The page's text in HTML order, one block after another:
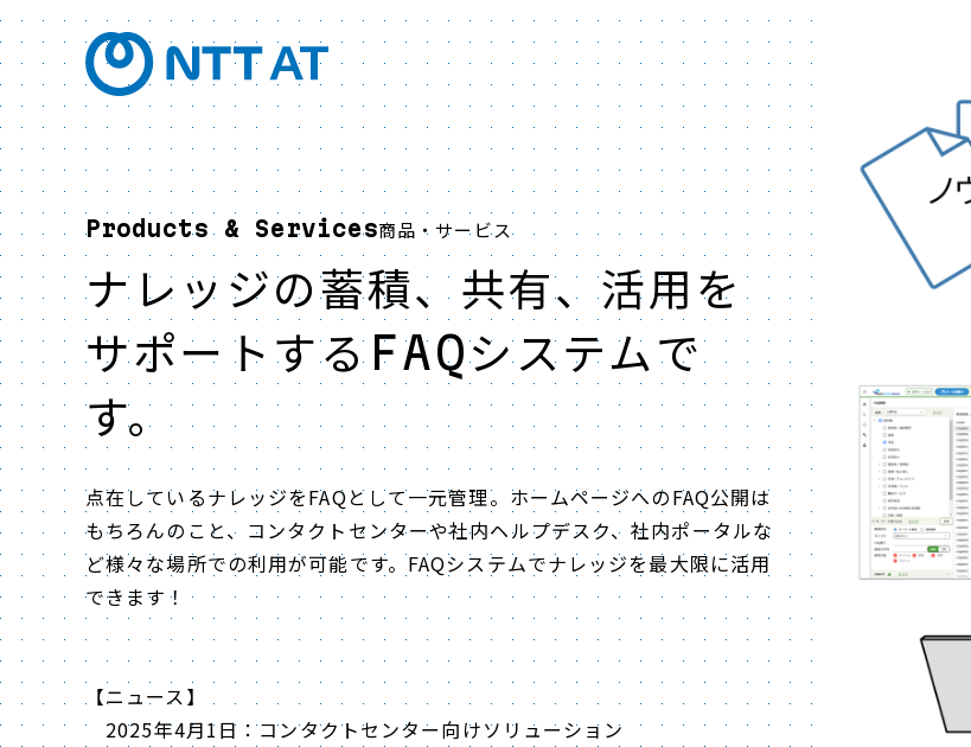
Products & Services商品・サービス
ナレッジの蓄積、共有、活用を
サポートするFAQシステムで
す。
点在しているナレッジをFAQとして一元管理。ホームページへのFAQ公開は
もちろんのこと、コンタクトセンターや社内ヘルプデスク、社内ポータルな
ど様々な場所での利用が可能です。FAQシステムでナレッジを最大限に活用
できます！
【ニュース】
2025年4月1日：コンタクトセンター向けソリューション